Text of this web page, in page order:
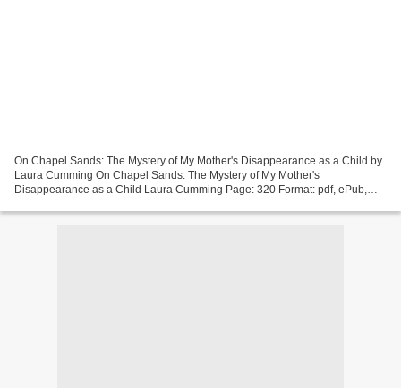
On Chapel Sands: The Mystery of My Mother's Disappearance as a Child by
Laura Cumming On Chapel Sands: The Mystery of My Mother's
Disappearance as a Child Laura Cumming Page: 320 Format: pdf, ePub,